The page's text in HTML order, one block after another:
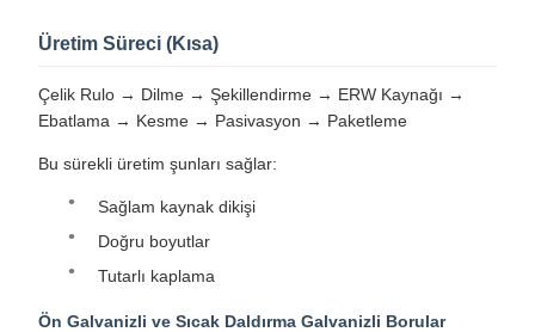
Üretim Süreci (Kısa)
Çelik Rulo → Dilme → Şekillendirme → ERW Kaynağı →
Ebatlama → Kesme → Pasivasyon → Paketleme
Bu sürekli üretim şunları sağlar:
Sağlam kaynak dikişi
Doğru boyutlar
Tutarlı kaplama
Ön Galvanizli ve Sıcak Daldırma Galvanizli Borular